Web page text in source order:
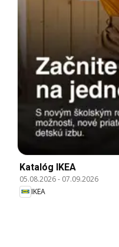
Katalóg IKEA
05.08.2026- 07.09.2026
IKEA